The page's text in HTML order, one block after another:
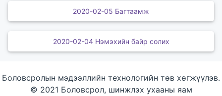
2020-02-05 Багтаамж
2020-02-04 Нэмэхийн байр солих
Боловсролын мэдээллийн технологийн төв хөгжүүлэв.
© 2021 Боловсрол, шинжлэх ухааны яам